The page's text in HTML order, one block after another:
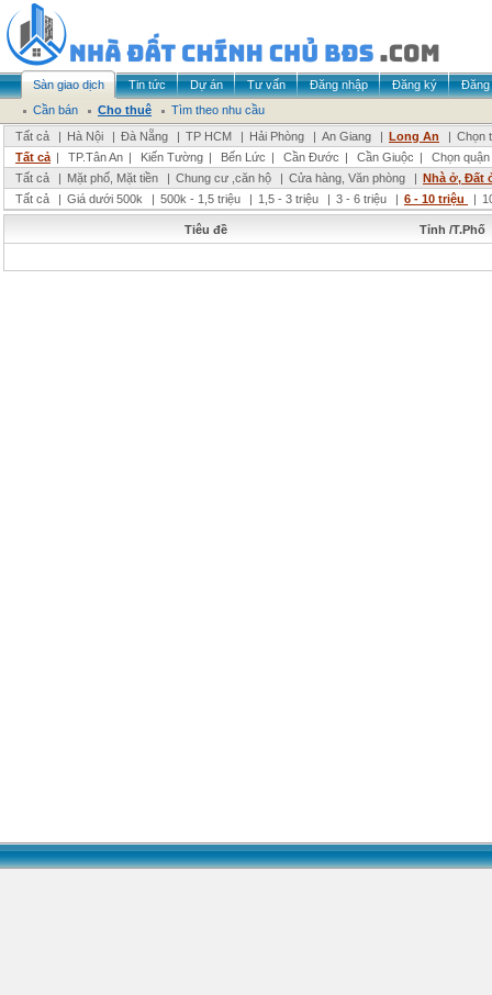
Sàn giao dịch Tin tức Dự án Tư vấn Đăng nhập Đăng ký
Đăng
Cần bán
Cho thuê
Tìm theo nhu cầu
Tất cả
| Hà Nội | Đà Nẵng | TP HCM | Hải Phòng | An Giang | Long An | Chọn
Tất cả | TP.Tân An | Kiến Tường | Bến Lức | Cần Đước | Cần Giuộc |
Chọn
Tất cả
| Mặt phố, Mặt tiền | Chung cư ,căn hộ | Cửa hàng, Văn phòng | Nhà ở, Đất
Tất cả
| Giá dưới 500k | 500k - 1,5 triệu | 1,5 - 3 triệu | 3 - 6 triệu | 6 - 10 triệu |
Tiêu đề Tỉnh /T.Phố